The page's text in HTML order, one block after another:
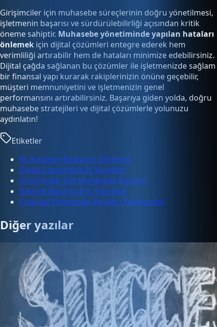
Girişimciler için muhasebe süreçlerinin doğru yönetilmesi,
işletmenin başarısı ve sürdürülebilirliği açısından kritik
öneme sahiptir. Muhasebe yönetiminde yapılan hataları
önlemek için dijital çözümleri entegre ederek hem
verimliliği artırabilir hem de hataları minimize edebilirsiniz.
Dijital çağda sağlanan bu çözümler ile işletmenizde sağlam
bir finansal yapı kurarak rakiplerinizin önüne geçebilir,
müşteri memnuniyetini ve işletmenizin genel
performansını artırabilirsiniz. Başarıya giden yolda, doğru
muhasebe stratejileri ve dijital çözümlerle yolunuzu
aydınlatın!
Etiketler
Muhasebe Hatalarını Önlemek
Dijital Çözümlerle İş Yönetimi
Girişimciler İçin Muhasebe İpuçları
İşletme Başarısı İçin Teknoloji
Finansal Yönetimde Yenilikçi Yaklaşımlar
Diğer yazılar